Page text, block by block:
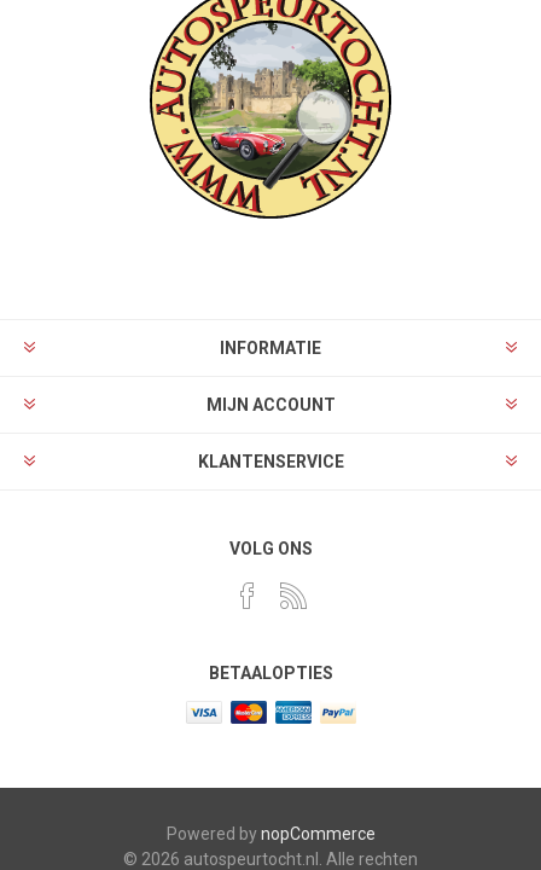
INFORMATIE
MIJN ACCOUNT
KLANTENSERVICE
VOLG ONS
BETAALOPTIES
Powered bynopCommerce
© 2026 autospeurtocht.nl. Alle rechten